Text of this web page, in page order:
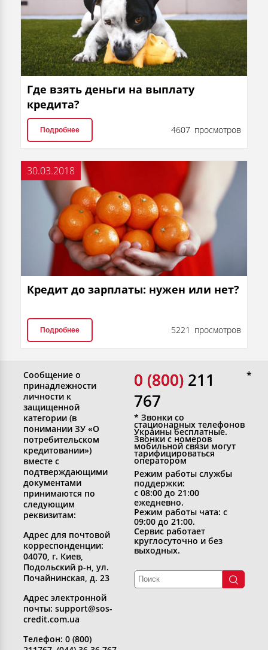
Где взять деньги на выплату
кредита?
Подробнее 4607 просмотров
30.03.2018
Кредит до зарплаты: нужен или нет?
Подробнее 5221 просмотров
Сообщение о
принадлежности
личности к
защищенной
категории (в
понимании ЗУ «О
потребительском
кредитовании»)
вместе с
подтверждающими
документами
принимаются по
следующим
реквизитам:
Адрес для почтовой
корреспонденции:
04070, г. Киев,
Подольский р-н, ул.
Почайнинская, д. 23
Адрес электронной
почты: support@sos-
credit.com.ua
Телефон: 0 (800)
0 (800)
0 (800) 211
767
* Звонки со
стационарных телефонов
Украины бесплатные.
Звонки с номеров
мобильной связи могут
тарифицироваться
оператором
Режим работы службы
поддержки:
с 08:00 до 21:00
ежедневно.
Режим работы чата: с
09:00 до 21:00.
Сервис работает
круглосуточно и без
выходных.